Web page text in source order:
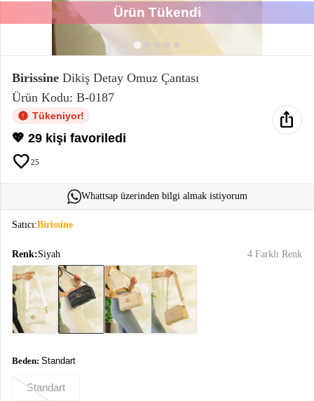
Sweatshirt
T-Shirt
Ev
Giyimkeyboard_arrow_down
Takımlar keyboard_arrow_down
keyboard_arrow_down
Ürün Tükendi
Birissine Dikiş Detay Omuz Çantası
Ürün Kodu: B-0187
Tükeniyor!
💖 29 kişi favoriledi
favorite25
ios_share
Whattsap üzerinden bilgi almak istiyorum
Satıcı:Birissine
Renk:Siyah 4 Farklı Renk
Beden: Standart
Standart